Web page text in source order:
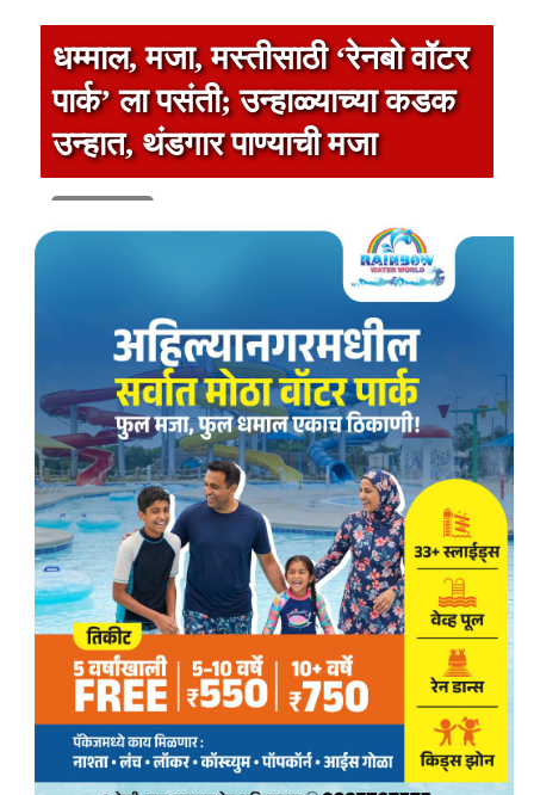
धम्माल, मजा, मस्तीसाठी ‘रेनबो वॉटर
पार्क’ ला पसंती; उन्हाळ्याच्या कडक
उन्हात, थंडगार पाण्याची मजा